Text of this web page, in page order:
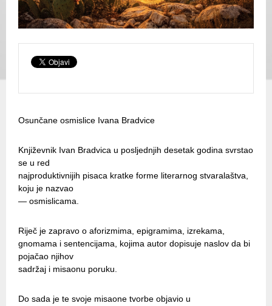
Osunčane osmislice Ivana Bradvice
Književnik Ivan Bradvica u posljednjih desetak godina svrstao
se u red
najproduktivnijih pisaca kratke forme literarnog stvaralaštva,
koju je nazvao
— osmislicama.
Riječ je zapravo o aforizmima, epigramima, izrekama,
gnomama i sentencijama, kojima autor dopisuje naslov da bi
pojačao njihov
sadržaj i misaonu poruku.
Do sada je te svoje misaone tvorbe objavio u